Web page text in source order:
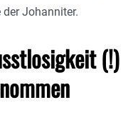
der Johanniter.
(!)